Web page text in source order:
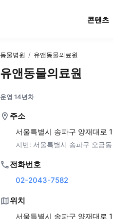
콘텐츠
동물병원 / 유앤동물의료원
유앤동물의료원
운영 14년차
주소
서울특별시 송파구 양재대로
지번: 서울특별시 송파구 오금
전화번호
02-2043-7582
위치
서울특별시 송파구 양재대로